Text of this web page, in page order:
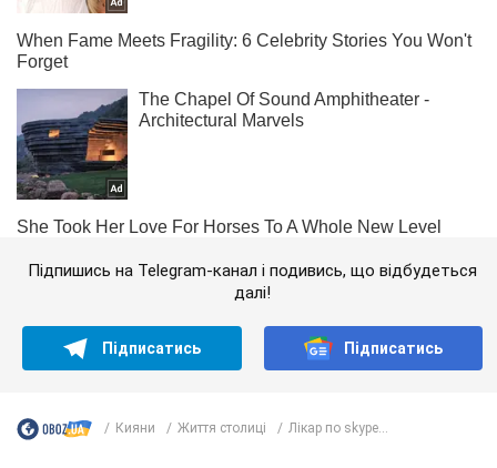
Підпишись на Telegram-канал і подивись, що відбудеться
далі!
Підписатись Підписатись
Кияни Життя столиці Лікар по skype...